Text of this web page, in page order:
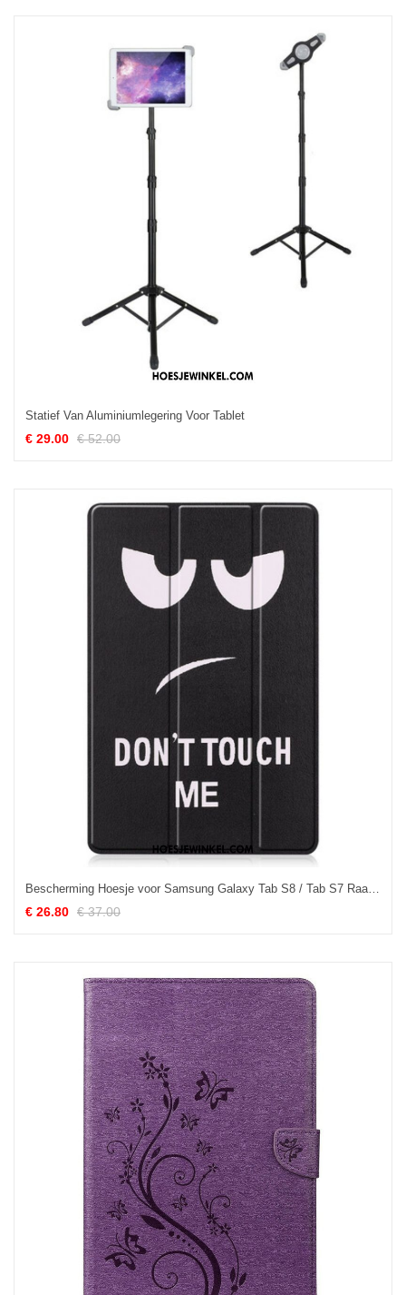
Statief Van Aluminiumlegering Voor Tablet
€ 29.00 € 52.00
Bescherming Hoesje voor Samsung Galaxy Tab S8 / Tab S7 Raak Me Niet Aan Pennenhouder
€ 26.80 € 37.00